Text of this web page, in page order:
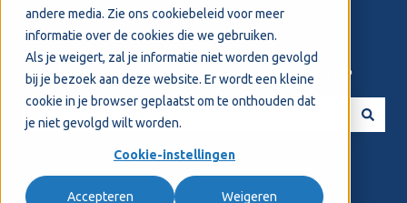
andere media. Zie ons cookiebeleid voor meer
informatie over de cookies die we gebruiken.
Als je weigert, zal je informatie niet worden gevolgd
bij je bezoek aan deze website. Er wordt een kleine
cookie in je browser geplaatst om te onthouden dat
je niet gevolgd wilt worden.
Cookie-instellingen
Accepteren Weigeren
Welkom! Hoe kunnen we je helpen?